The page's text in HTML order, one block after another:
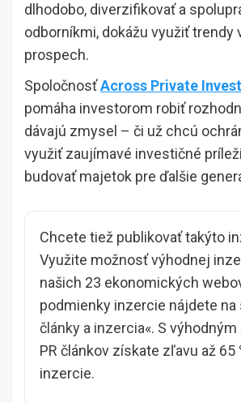
dlhodobo, diverzifikovať a
odborníkmi, dokážu využiť trendy
prospech.
SpoločnosťAcross Private
pomáha investorom robiť
dávajú zmysel – či už chcú
využiť zaujímavé investičné
budovať majetok pre ďalšie
Chcete tiež publikovať takýto
Využite možnosť výhodnej
našich 23 ekonomických
podmienky inzercie nájdete na
články a inzercia«. S
PR článkov získate zľavu až 65
inzercie.